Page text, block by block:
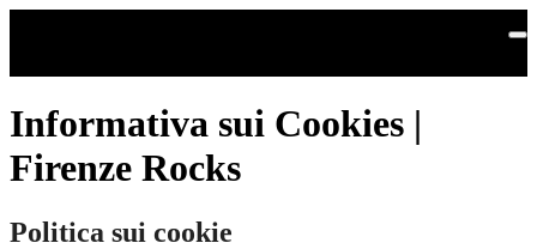
Informativa sui Cookies |
Firenze Rocks
Politica sui cookie